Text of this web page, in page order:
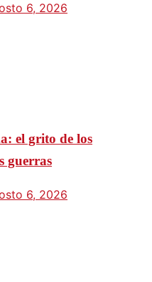
6, 2026
el grito de los
guerras
6, 2026